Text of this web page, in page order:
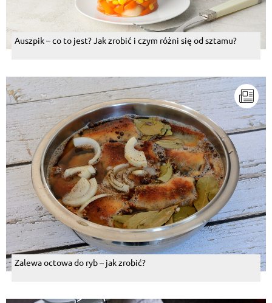
Auszpik – co to jest? Jak zrobić i czym różni się od sztamu?
Zalewa octowa do ryb – jak zrobić?